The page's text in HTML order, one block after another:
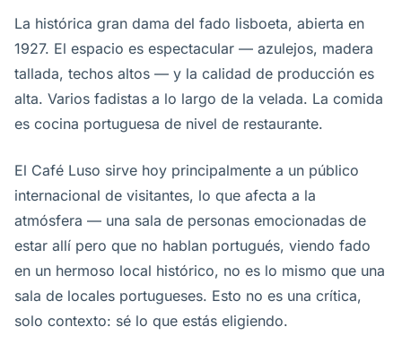
La histórica gran dama del fado lisboeta, abierta en
1927. El espacio es espectacular — azulejos, madera
tallada, techos altos — y la calidad de producción es
alta. Varios fadistas a lo largo de la velada. La comida
es cocina portuguesa de nivel de restaurante.
El Café Luso sirve hoy principalmente a un público
internacional de visitantes, lo que afecta a la
atmósfera — una sala de personas emocionadas de
estar allí pero que no hablan portugués, viendo fado
en un hermoso local histórico, no es lo mismo que una
sala de locales portugueses. Esto no es una crítica,
solo contexto: sé lo que estás eligiendo.